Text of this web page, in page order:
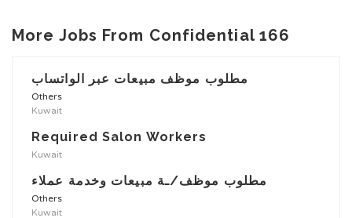
More Jobs From Confidential 166
مطلوب موظف مبيعات عبر الواتساب
Others
Kuwait
Required Salon Workers
Kuwait
مطلوب موظف/ـة مبيعات وخدمة عملاء
Others
Kuwait